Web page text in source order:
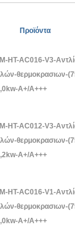
Προϊόντα
HT-AC016-V3-
θερμοκρασιων-
A+/A+++
HT-AC012-V3-
θερμοκρασιων-
A+/A+++
HT-AC016-V1-
θερμοκρασιων-
A+/A+++